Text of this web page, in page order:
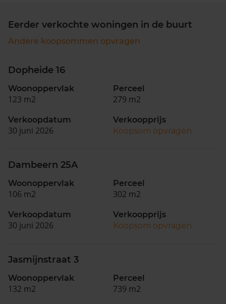
Eerder verkochte woningen in de buurt
Andere koopsommen opvragen
Dopheide 16
Woonoppervlak
123 m2
Perceel
279 m2
Verkoopdatum
30 juni 2026
Verkoopprijs
Koopsom opvragen
Dambeern 25A
Woonoppervlak
106 m2
Perceel
302 m2
Verkoopdatum
30 juni 2026
Verkoopprijs
Koopsom opvragen
Jasmijnstraat 3
Woonoppervlak
132 m2
Perceel
739 m2